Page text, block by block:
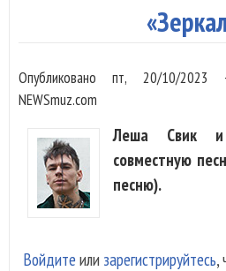
Опубликованопт, 20/10/2023
NEWSmuz.com
Леша Свик и
совместную
песню).
Войдите или зарегистрируйтесь,